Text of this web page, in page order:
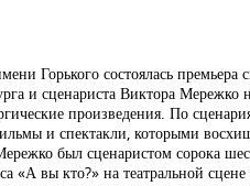
Горького состоялась премьера
и сценариста Виктора Мережко
произведения. По
и спектакли, которыми
был сценаристом сорока
«А вы кто?» на театральной